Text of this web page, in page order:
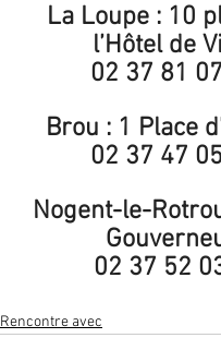
La Loupe : 10
l’Hôtel de
02 37 81
Brou : 1 Place
02 37 47
Nogent-le-
02 37 52
Rencontre avec